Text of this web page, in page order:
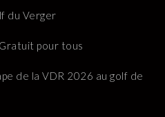
du Verger
pour tous
de la VDR 2026 au golf de